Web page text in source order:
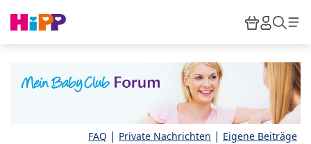
HiPP
FAQ | Private Nachrichten | Eigene Beiträge